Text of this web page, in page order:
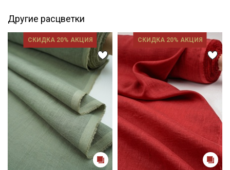
зависимости от партии тон ткани может отличаться.
Другие расцветки
СКИДКА 20% АКЦИЯ СКИДКА 20% АКЦИЯ